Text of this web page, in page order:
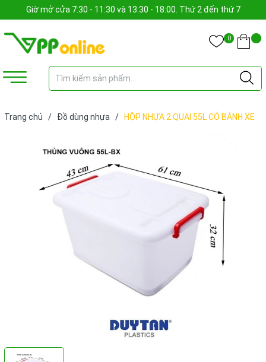
Giờ mở cửa 7:30 - 11:30 và 13:30 - 18:00. Thứ 2 đến thứ 7
0
Trang chủ / Đồ dùng nhựa /
HỘP NHỰA 2 QUAI 55L CÓ BÁNH XE